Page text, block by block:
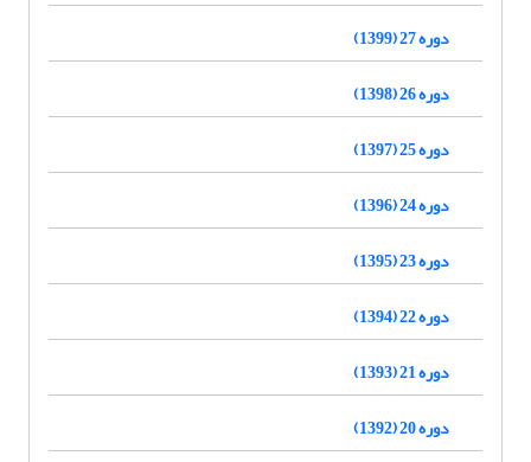
دوره 27 (1399)
دوره 26 (1398)
دوره 25 (1397)
دوره 24 (1396)
دوره 23 (1395)
دوره 22 (1394)
دوره 21 (1393)
دوره 20 (1392)